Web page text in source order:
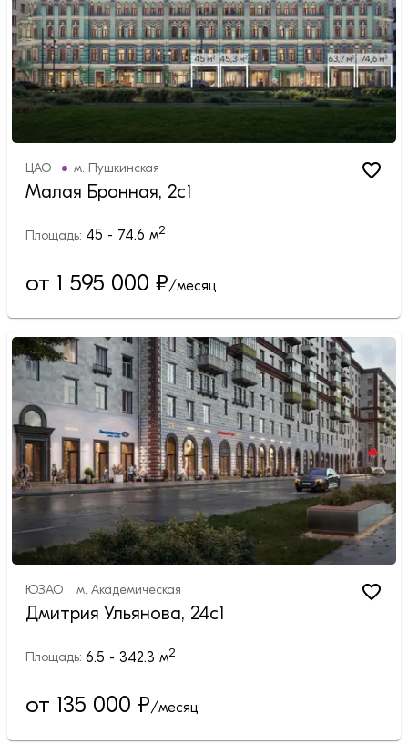
ЦАО м. Пушкинская
Малая Бронная, 2с1
Площадь: 45 - 74.6 м2
от 1 595 000 ₽/месяц
ЮЗАО м. Академическая
Дмитрия Ульянова, 24с1
Площадь: 6.5 - 342.3 м2
от 135 000 ₽/месяц